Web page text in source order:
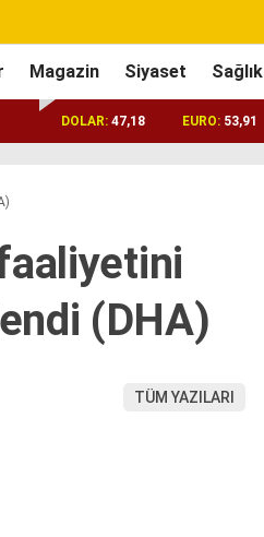
Magazin Siyaset Sağlık
DOLAR: 47,18 EURO: 53,91
(DHA)
TÜM YAZILARI